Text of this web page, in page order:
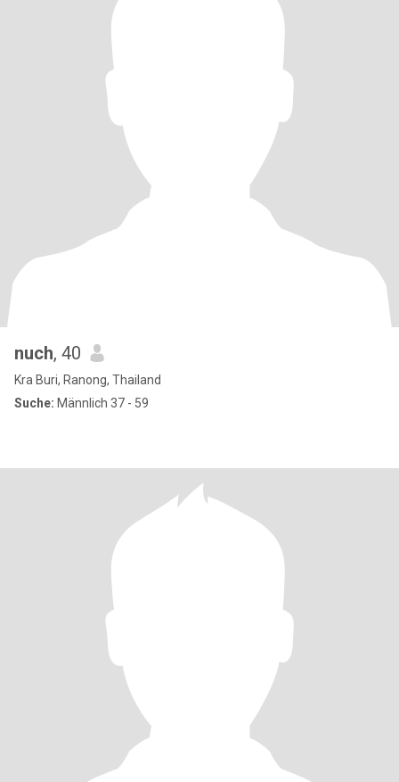
nuch, 40
Kra Buri, Ranong, Thailand
Suche: Männlich 37 - 59